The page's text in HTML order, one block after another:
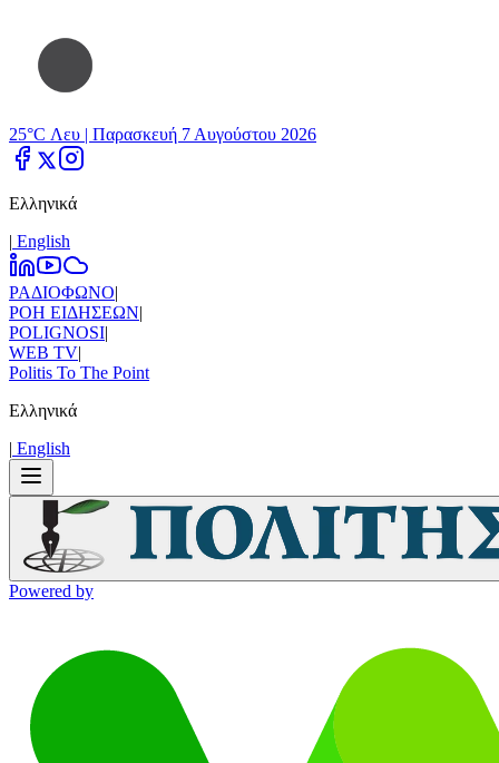
25°C Λευ | Παρασκευή 7 Αυγούστου 2026
Ελληνικά
| Εnglish
ΡΑΔΙΟΦΩΝΟ|
ΡΟΗ ΕΙΔΗΣΕΩΝ|
POLIGNOSI|
WEB TV|
Politis To The Point
Ελληνικά
| Εnglish
Powered by